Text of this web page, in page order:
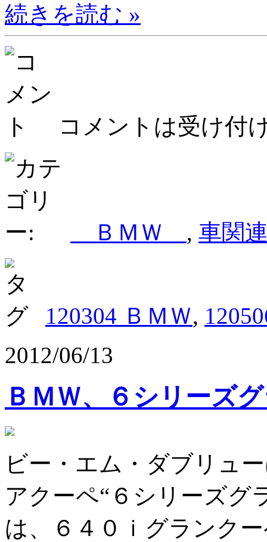
続きを読む »
コメントは受け付
ＢＭＷ , 車関
120304 ＢＭＷ,
2012/06/13
ＢＭＷ、６シリーズ
ビー・エム・ダブリュ
アクーペ“６シリーズグ
は、６４０ｉグランク